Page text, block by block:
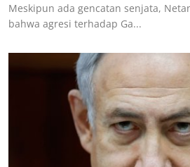
Meskipun ada gencatan senjata,
bahwa agresi terhadap Ga...